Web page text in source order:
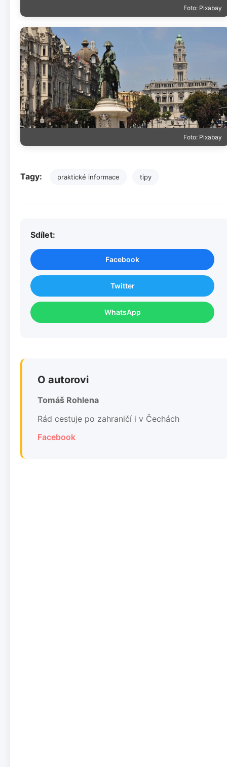
Foto: Pixabay
Foto: Pixabay
Tagy: praktické informace tipy
Sdílet:
Facebook
Twitter
WhatsApp
O autorovi
Tomáš Rohlena
Rád cestuje po zahraničí i v Čechách
Facebook